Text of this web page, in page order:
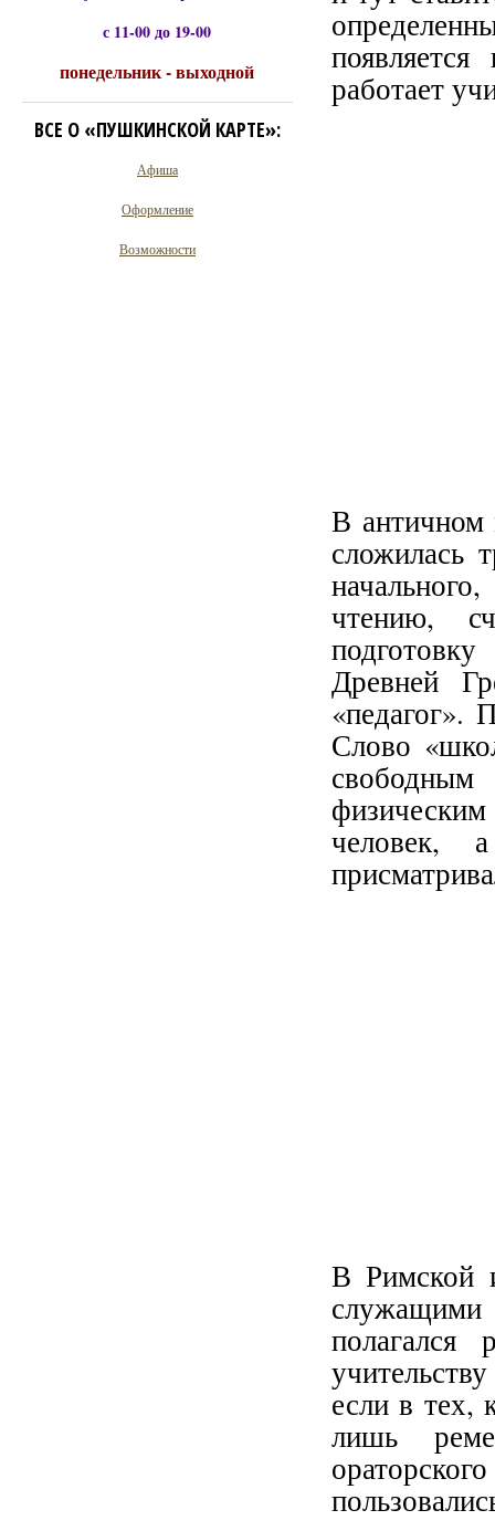
работает
В
сложилась
чтению,
Древней
«педагог».
Слово
человек,
В Римской
служащими
если в тех,
лишь
с 11-00 до 19-00
понедельник - выходной
ВСЕ О «ПУШКИНСКОЙ КАРТЕ»:
Афиша
Оформление
Возможности